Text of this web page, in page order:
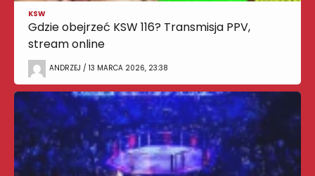
KSW
Gdzie obejrzeć KSW 116? Transmisja PPV,
stream online
ANDRZEJ / 13 MARCA 2026, 23:38